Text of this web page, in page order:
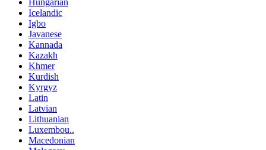
Hungarian
Icelandic
Igbo
Javanese
Kannada
Kazakh
Khmer
Kurdish
Kyrgyz
Latin
Latvian
Lithuanian
Luxembou..
Macedonian